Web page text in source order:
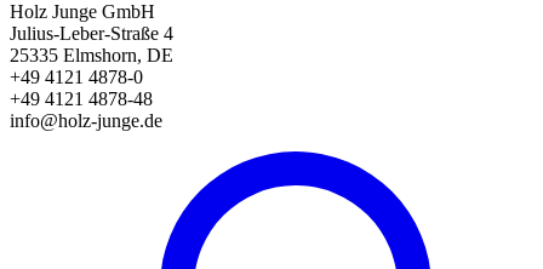
Holz Junge GmbH
Julius-Leber-Straße 4
25335 Elmshorn, DE
+49 4121 4878-0
+49 4121 4878-48
info@holz-junge.de